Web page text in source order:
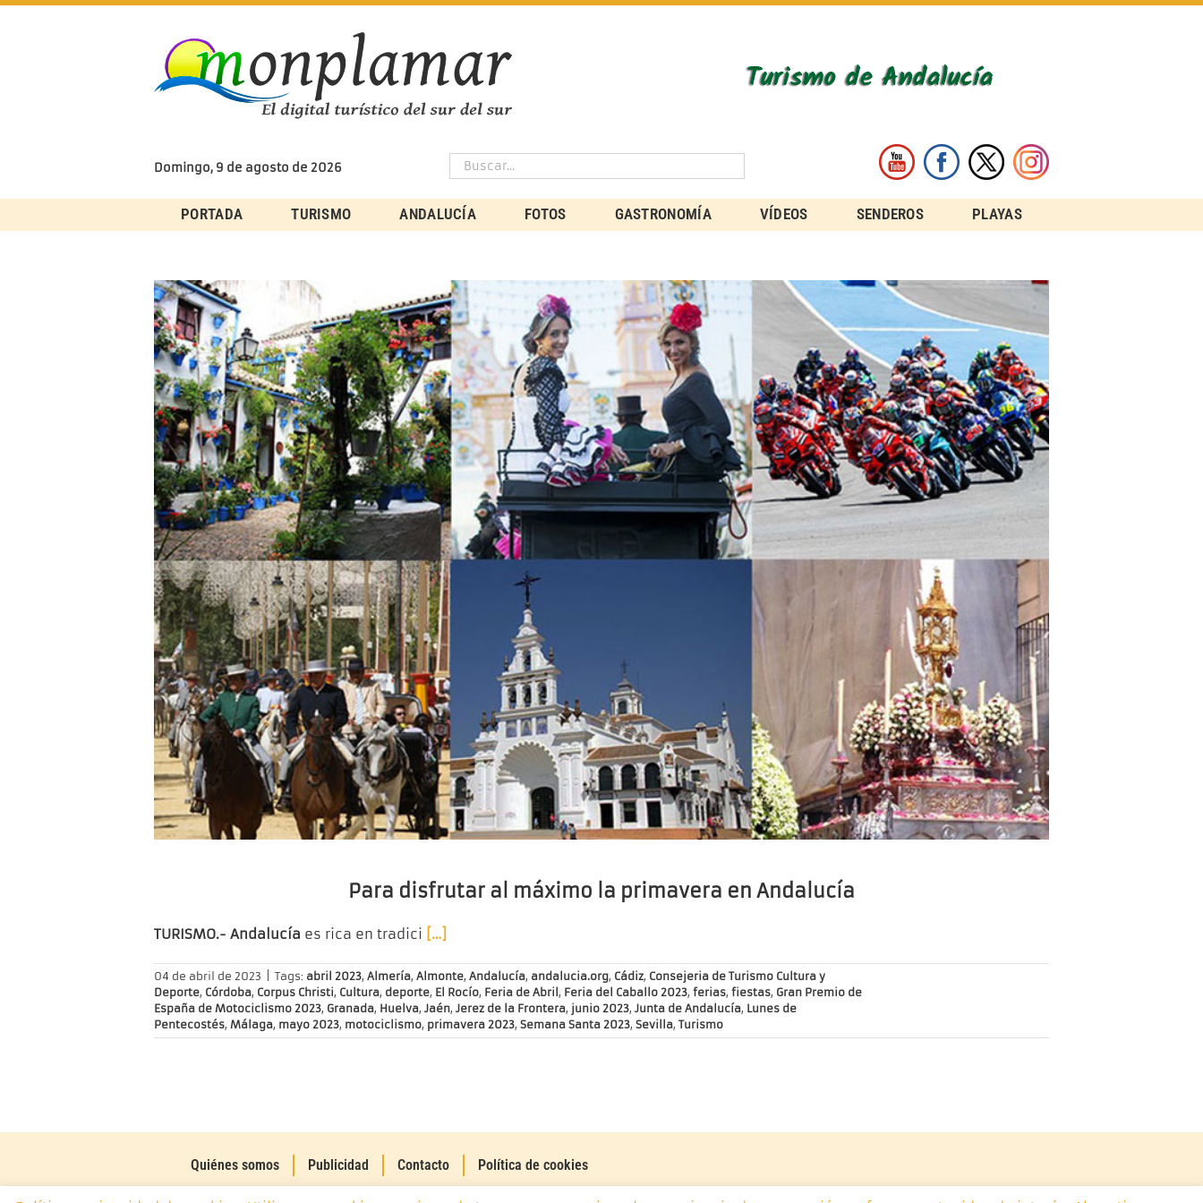
Skip
Domingo, 9 de agosto de 2026
PORTADA TURISMO ANDALUCÍA FOTOS GASTRONOMÍA VÍDEOS SENDEROS PLAYAS
Para disfrutar al máximo la primavera en Andalucía
TURISMO.- Andalucía es rica en tradici […]
04 de abril de 2023 Tags: abril 2023, Almería, Almonte, Andalucía, andalucia.org, Cádiz, Consejeria de Turismo Cultura y
Deporte, Córdoba, Corpus Christi, Cultura, deporte, El Rocío, Feria de Abril , Feria del Caballo 2023, ferias, fiestas, Gran Premio de
España de Motociclismo 2023, Granada, Huelva, Jaén, Jerez de la Frontera, junio 2023, Junta de Andalucía, Lunes de
Pentecostés, Málaga, mayo 2023, motociclismo, primavera 2023, Semana Santa 2023, Sevilla, Turismo
Quiénes somos Publicidad Contacto Política de cookies